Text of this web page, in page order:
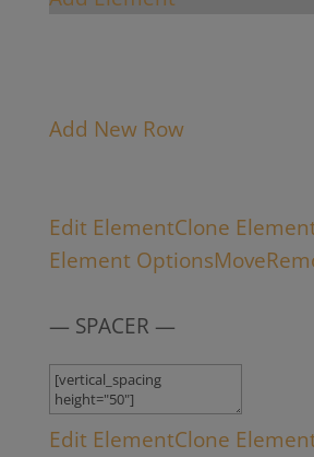
Add New Row
Edit ElementClone
Element OptionsMove
— SPACER —
Edit ElementClone